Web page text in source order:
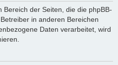
Bereich der Seiten, die die phpBB-
in anderen Bereichen
Daten verarbeitet, wird